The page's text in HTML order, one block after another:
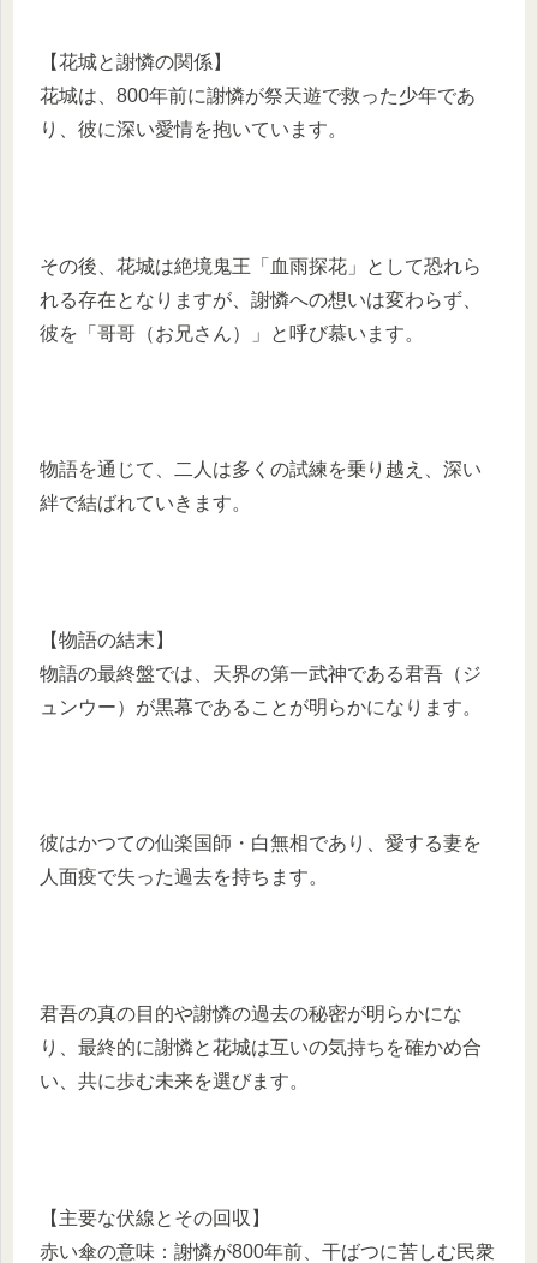
【花城と謝憐の関係】
花城は、800年前に謝憐が祭天遊で救った少年であ
り、彼に深い愛情を抱いています。
その後、花城は絶境鬼王「血雨探花」として恐れら
れる存在となりますが、謝憐への想いは変わらず、
彼を「哥哥（お兄さん）」と呼び慕います。
物語を通じて、二人は多くの試練を乗り越え、深い
絆で結ばれていきます。
【物語の結末】
物語の最終盤では、天界の第一武神である君吾（ジ
ュンウー）が黒幕であることが明らかになります。
彼はかつての仙楽国師・白無相であり、愛する妻を
人面疫で失った過去を持ちます。
君吾の真の目的や謝憐の過去の秘密が明らかにな
り、最終的に謝憐と花城は互いの気持ちを確かめ合
い、共に歩む未来を選びます。
【主要な伏線とその回収】
赤い傘の意味：謝憐が800年前、干ばつに苦しむ民衆